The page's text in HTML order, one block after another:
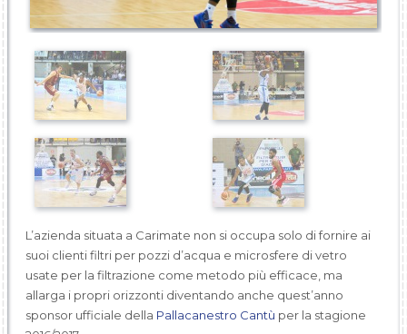
L’azienda situata a Carimate non si occupa solo di fornire ai
suoi clienti filtri per pozzi d’acqua e microsfere di vetro
usate per la filtrazione come metodo più efficace, ma
allarga i propri orizzonti diventando anche quest’anno
sponsor ufficiale della Pallacanestro Cantù per la stagione